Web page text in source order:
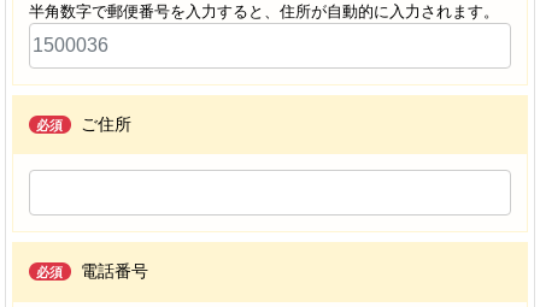
半角数字で郵便番号を入力すると、住所が自動的に入力されます。
必須 ご住所
必須 電話番号